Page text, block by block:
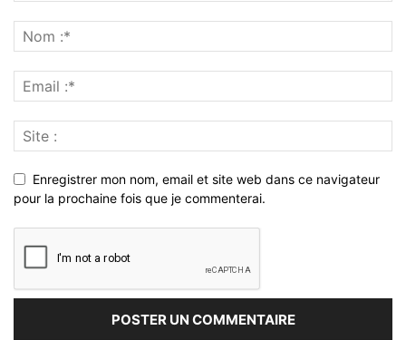
Enregistrer mon nom, email et site web dans ce navigateur
pour la prochaine fois que je commenterai.